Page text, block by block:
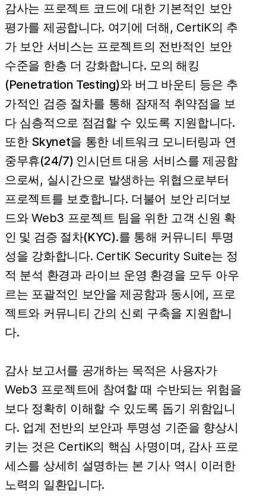
감사는 프로젝트 코드에 대한 기본적인 보안
평가를 제공합니다. 여기에 더해, CertiK의 추
가 보안 서비스는 프로젝트의 전반적인 보안
수준을 한층 더 강화합니다. 모의 해킹
(Penetration Testing)와 버그 바운티 등은 추
가적인 검증 절차를 통해 잠재적 취약점을 보
다 심층적으로 점검할 수 있도록 지원합니다.
또한 Skynet을 통한 네트워크 모니터링과 연
중무휴(24/7) 인시던트 대응 서비스를 제공함
으로써, 실시간으로 발생하는 위협으로부터
프로젝트를 보호합니다. 더불어 보안 리더보
드와 Web3 프로젝트 팀을 위한 고객 신원 확
인 및 검증 절차(KYC).를 통해 커뮤니티 투명
성을 강화합니다. CertiK Security Suite는 정
적 분석 환경과 라이브 운영 환경을 모두 아우
르는 포괄적인 보안을 제공함과 동시에, 프로
젝트와 커뮤니티 간의 신뢰 구축을 지원합니
다.
감사 보고서를 공개하는 목적은 사용자가
Web3 프로젝트에 참여할 때 수반되는 위험을
보다 정확히 이해할 수 있도록 돕기 위함입니
다. 업계 전반의 보안과 투명성 기준을 향상시
키는 것은 CertiK의 핵심 사명이며, 감사 프로
세스를 상세히 설명하는 본 기사 역시 이러한
노력의 일환입니다.